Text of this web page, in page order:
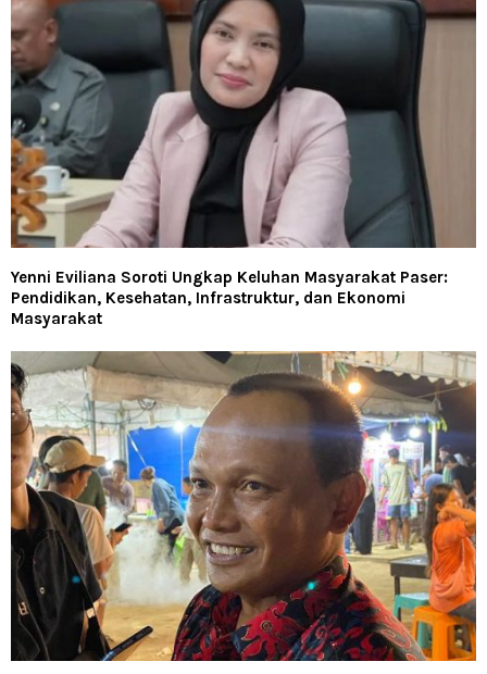
Yenni Eviliana Soroti Ungkap Keluhan Masyarakat Paser:
Pendidikan, Kesehatan, Infrastruktur, dan Ekonomi
Masyarakat